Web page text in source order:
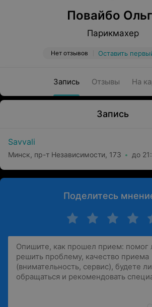
Повайбо
Парикмахер
Нет отзывов Оставить
Запись Отзывы На
Запись
Savvali
Минск, пр-т Независимости, 173 до
Поделитесь